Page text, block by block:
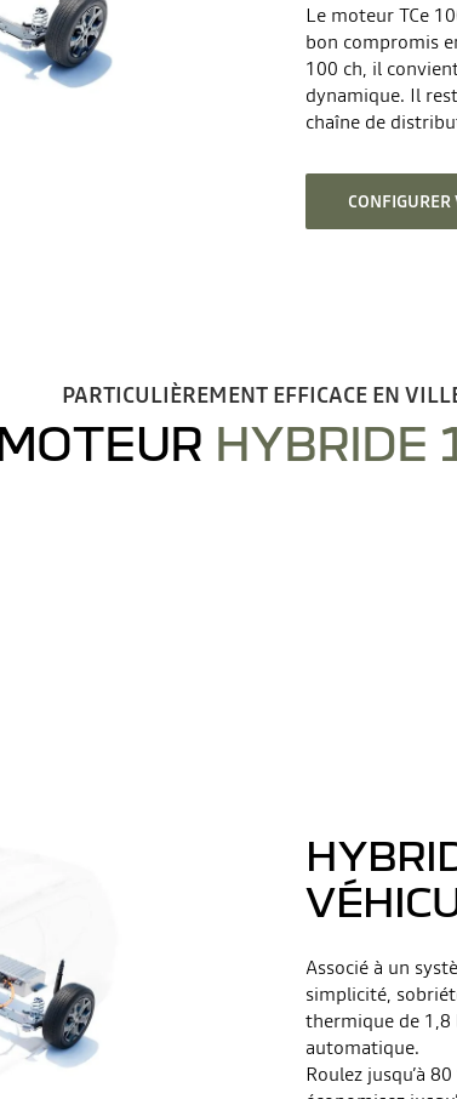
Le moteur TCe
bon compromis
100 ch, il
dynamique. Il
chaîne de
PARTICULIÈREMENT EFFICACE EN
HYBRIDE
Associé à un
simplicité,
thermique de 1,8
automatique.
Roulez jusqu’à